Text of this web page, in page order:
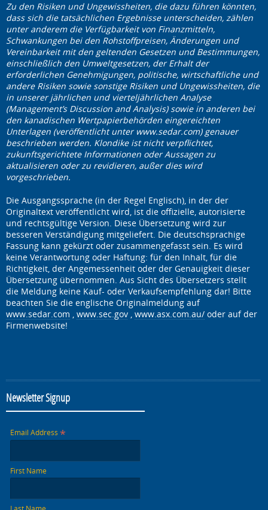
Zu den Risiken und Ungewissheiten, die dazu führen könnten,
dass sich die tatsächlichen Ergebnisse unterscheiden, zählen
unter anderem die Verfügbarkeit von Finanzmitteln,
Schwankungen bei den Rohstoffpreisen, Änderungen und
Vereinbarkeit mit den geltenden Gesetzen und Bestimmungen,
einschließlich den Umweltgesetzen, der Erhalt der
erforderlichen Genehmigungen, politische, wirtschaftliche und
andere Risiken sowie sonstige Risiken und Ungewissheiten, die
in unserer jährlichen und vierteljährlichen Analyse
(Management’s Discussion and Analysis) sowie in anderen bei
den kanadischen Wertpapierbehörden eingereichten
Unterlagen (veröffentlicht unter www.sedar.com) genauer
beschrieben werden. Klondike ist nicht verpflichtet,
zukunftsgerichtete Informationen oder Aussagen zu
aktualisieren oder zu revidieren, außer dies wird
vorgeschrieben.
Die Ausgangssprache (in der Regel Englisch), in der der
Originaltext veröffentlicht wird, ist die offizielle, autorisierte
und rechtsgültige Version. Diese Übersetzung wird zur
besseren Verständigung mitgeliefert. Die deutschsprachige
Fassung kann gekürzt oder zusammengefasst sein. Es wird
keine Verantwortung oder Haftung: für den Inhalt, für die
Richtigkeit, der Angemessenheit oder der Genauigkeit dieser
Übersetzung übernommen. Aus Sicht des Übersetzers stellt
die Meldung keine Kauf- oder Verkaufsempfehlung dar! Bitte
beachten Sie die englische Originalmeldung auf
www.sedar.com , www.sec.gov , www.asx.com.au/ oder auf der
Firmenwebsite!
Newsletter Signup
Email Address *
First Name